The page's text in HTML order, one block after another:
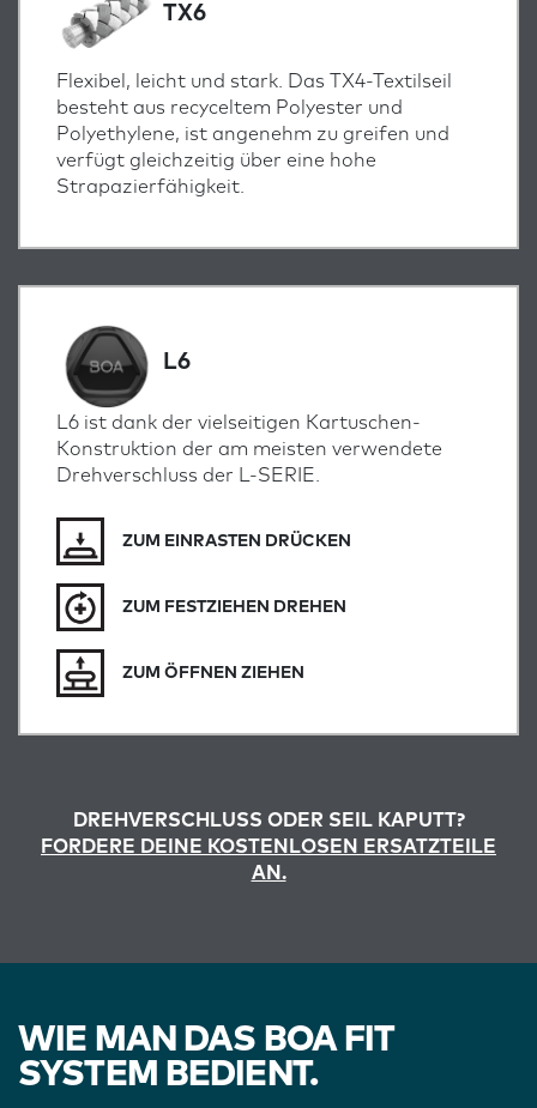
TX6
Flexibel, leicht und stark. Das TX4-Textilseil
besteht aus recyceltem Polyester und
Polyethylene, ist angenehm zu greifen und
verfügt gleichzeitig über eine hohe
Strapazierfähigkeit.
L6
L6 ist dank der vielseitigen Kartuschen-
Konstruktion der am meisten verwendete
Drehverschluss der L-SERIE.
ZUM EINRASTEN DRÜCKEN
ZUM FESTZIEHEN DREHEN
ZUM ÖFFNEN ZIEHEN
DREHVERSCHLUSS ODER SEIL KAPUTT?
FORDERE DEINE KOSTENLOSEN ERSATZTEILE
AN.
WIE MAN DAS BOA FIT
SYSTEM BEDIENT.